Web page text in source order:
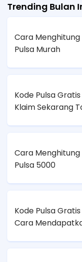
Trending Bulan
Cara
Pulsa Murah
Kode Pulsa
Klaim Sekarang
Cara
Pulsa 5000
Kode Pulsa
Cara